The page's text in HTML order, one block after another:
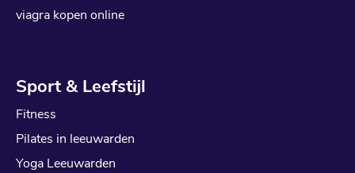
viagra kopen online
Sport & Leefstijl
Fitness
Pilates in leeuwarden
Yoga Leeuwarden